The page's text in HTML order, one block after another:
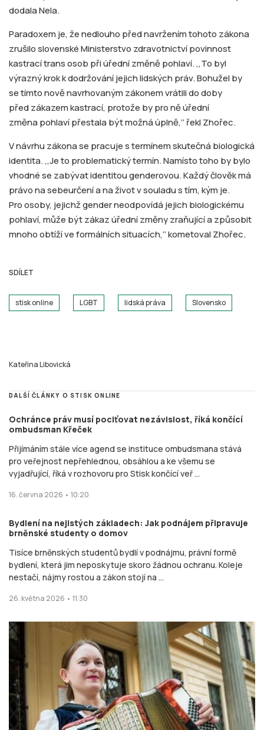
dodala Nela.
Paradoxem je, že nedlouho před navržením tohoto zákona
zrušilo slovenské Ministerstvo zdravotnictví povinnost
kastrací trans osob při úřední změně pohlaví. ,,To byl
výrazný krok k dodržování jejich lidských práv. Bohužel by
se tímto nově navrhovaným zákonem vrátili do doby
před zákazem kastrací, protože by pro ně úřední
změna pohlaví přestala být možná úplně,‘‘ řekl Zhořec.
V návrhu zákona se pracuje s termínem skutečná biologická
identita. ,,Je to problematický termín. Namísto toho by bylo
vhodné se zabývat identitou genderovou. Každý člověk má
právo na sebeurčení a na život v souladu s tím, kým je.
Pro osoby, jejichž gender neodpovídá jejich biologickému
pohlaví, může být zákaz úřední změny zraňující a způsobit
mnoho obtíží ve formálních situacích,‘‘ kometoval Zhořec.
SDÍLET
stisk online LGBT lidská práva Slovensko
Kateřina Libovická
DALŠÍ ČLÁNKY O STISK ONLINE
Ochránce práv musí pociťovat nezávislost, říká končící
ombudsman Křeček
Přijímáním stále více agend se instituce ombudsmana stává
pro veřejnost nepřehlednou, obsáhlou a ke všemu se
vyjadřující, říká v rozhovoru pro Stisk končící veř ...
16. června 2026 • 10:20
Bydlení na nejistých základech: Jak podnájem připravuje
brněnské studenty o domov
Tisíce brněnských studentů bydlí v podnájmu, právní formě
bydlení, která jim neposkytuje skoro žádnou ochranu. Koleje
nestačí, nájmy rostou a zákon stojí na ...
26. května 2026 • 11:30